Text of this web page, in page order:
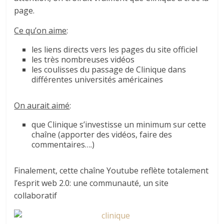
page.
Ce qu’on aime:
les liens directs vers les pages du site officiel
les très nombreuses vidéos
les coulisses du passage de Clinique dans
différentes universités américaines
On aurait aimé:
que Clinique s’investisse un minimum sur cette
chaîne (apporter des vidéos, faire des
commentaires….)
Finalement, cette chaîne Youtube reflète totalement
l’esprit web 2.0: une communauté, un site
collaboratif